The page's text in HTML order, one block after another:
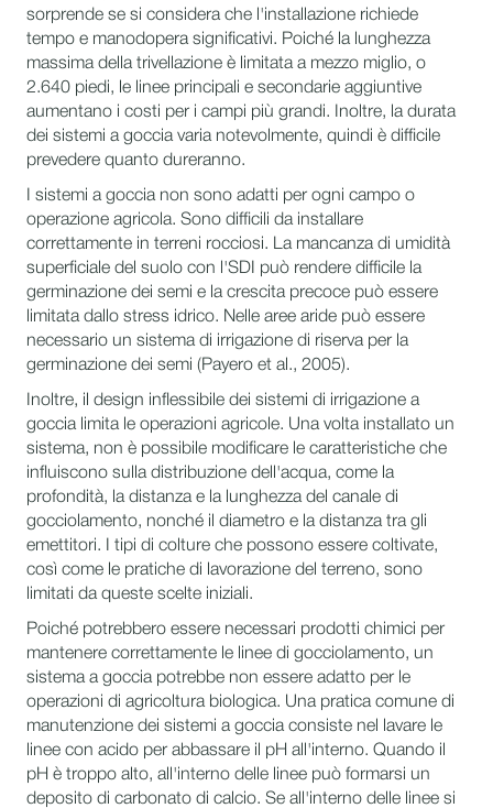
sorprende se si considera che l'installazione richiede
tempo e manodopera significativi. Poiché la lunghezza
massima della trivellazione è limitata a mezzo miglio, o
2.640 piedi, le linee principali e secondarie aggiuntive
aumentano i costi per i campi più grandi. Inoltre, la durata
dei sistemi a goccia varia notevolmente, quindi è difficile
prevedere quanto dureranno.
I sistemi a goccia non sono adatti per ogni campo o
operazione agricola. Sono difficili da installare
correttamente in terreni rocciosi. La mancanza di umidità
superficiale del suolo con l'SDI può rendere difficile la
germinazione dei semi e la crescita precoce può essere
limitata dallo stress idrico. Nelle aree aride può essere
necessario un sistema di irrigazione di riserva per la
germinazione dei semi (Payero et al., 2005).
Inoltre, il design inflessibile dei sistemi di irrigazione a
goccia limita le operazioni agricole. Una volta installato un
sistema, non è possibile modificare le caratteristiche che
influiscono sulla distribuzione dell'acqua, come la
profondità, la distanza e la lunghezza del canale di
gocciolamento, nonché il diametro e la distanza tra gli
emettitori. I tipi di colture che possono essere coltivate,
così come le pratiche di lavorazione del terreno, sono
limitati da queste scelte iniziali.
Poiché potrebbero essere necessari prodotti chimici per
mantenere correttamente le linee di gocciolamento, un
sistema a goccia potrebbe non essere adatto per le
operazioni di agricoltura biologica. Una pratica comune di
manutenzione dei sistemi a goccia consiste nel lavare le
linee con acido per abbassare il pH all'interno. Quando il
pH è troppo alto, all'interno delle linee può formarsi un
deposito di carbonato di calcio. Se all'interno delle linee si